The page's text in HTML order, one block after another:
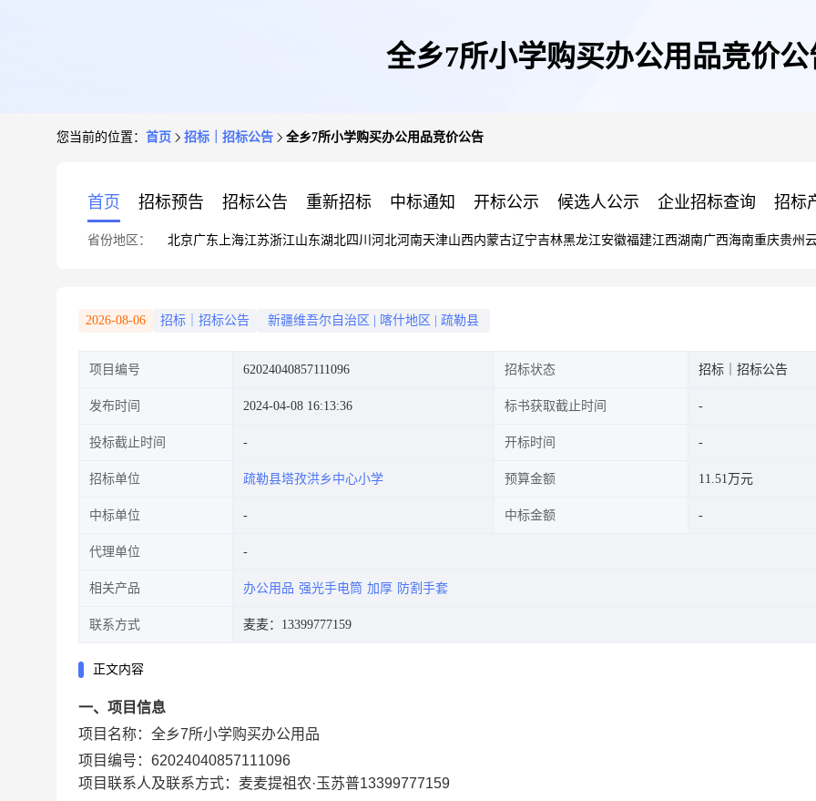
全乡7所小学购买办公用品竞价公
您当前的位置： 首页 招标｜招标公告 全乡7所小学购买办公用品竞价公告
首页 招标预告 招标公告 重新招标 中标通知 开标公示 候选人公示 企业招标查询 招标
省份地区： 北京广东 上海江苏浙江山东湖北四川 河北河南天津山西内蒙古辽宁吉林黑龙江安徽福建江西湖南广西海南重庆贵州
2026-08-06 招标｜招标公告 新疆维吾尔自治区 喀什地区 疏勒县
项目编号 62024040857111096 招标状态 招标｜招标公告
发布时间 2024-04-08 16:13:36 标书获取截止时间
投标截止时间 开标时间
招标单位 疏勒县塔孜洪乡中心小学 预算金额 11.51万元
中标单位 中标金额
代理单位
相关产品 办公用品 强光手电筒 加厚 防割手套
联系方式 麦麦：13399777159
正文内容
一、项目信息
项目名称： 全乡7所小学购买办公用品
项目编号： 62024040857111096
项目联系人及联系方式： 麦麦提祖农·玉苏普13399777159